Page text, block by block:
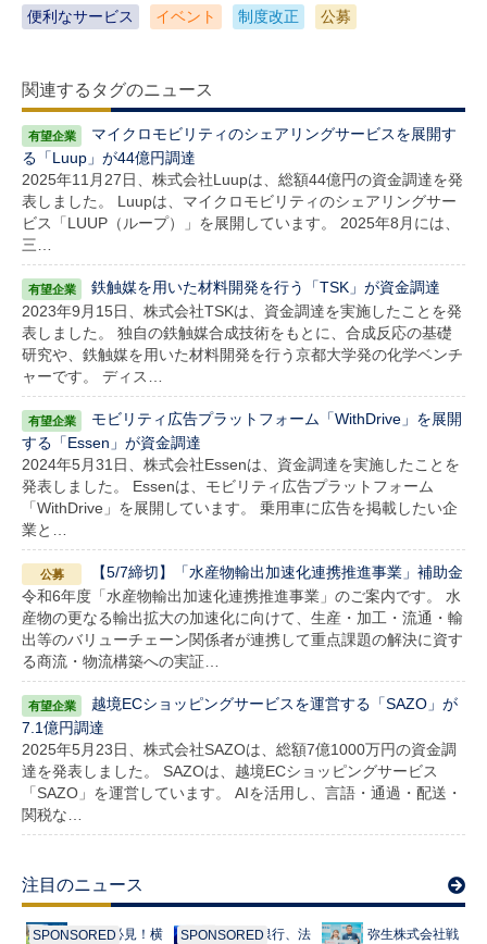
便利なサービス イベント 制度改正 公募
関連するタグのニュース
マイクロモビリティのシェアリングサービスを展開す
る「Luup」が44億円調達
2025年11月27日、株式会社Luupは、総額44億円の資金調達を発
表しました。 Luupは、マイクロモビリティのシェアリングサー
ビス「LUUP（ループ）」を展開しています。 2025年8月には、
三…
鉄触媒を用いた材料開発を行う「TSK」が資金調達
2023年9月15日、株式会社TSKは、資金調達を実施したことを発
表しました。 独自の鉄触媒合成技術をもとに、合成反応の基礎
研究や、鉄触媒を用いた材料開発を行う京都大学発の化学ベンチ
ャーです。 ディス…
モビリティ広告プラットフォーム「WithDrive」を展開
する「Essen」が資金調達
2024年5月31日、株式会社Essenは、資金調達を実施したことを
発表しました。 Essenは、モビリティ広告プラットフォーム
「WithDrive」を展開しています。 乗用車に広告を掲載したい企
業と…
【5/7締切】「水産物輸出加速化連携推進事業」補助金
令和6年度「水産物輸出加速化連携推進事業」のご案内です。 水
産物の更なる輸出拡大の加速化に向けて、生産・加工・流通・輸
出等のバリューチェーン関係者が連携して重点課題の解決に資す
る商流・物流構築への実証…
越境ECショッピングサービスを運営する「SAZO」が
7.1億円調達
2025年5月23日、株式会社SAZOは、総額7億1000万円の資金調
達を発表しました。 SAZOは、越境ECショッピングサービス
「SAZO」を運営しています。 AIを活用し、言語・通過・配送・
関税な…
注目のニュース
SPONSORED起業家必見！横
SPONSOREDみずほ銀行、法
弥生株式会社戦